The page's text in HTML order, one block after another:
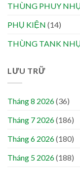
THÙNG PHUY
PHỤ KIỆN (14)
THÙNG TANK
LƯU TRỮ
Tháng 8 2026(36)
Tháng 7 2026(186)
Tháng 6 2026(180)
Tháng 5 2026(188)